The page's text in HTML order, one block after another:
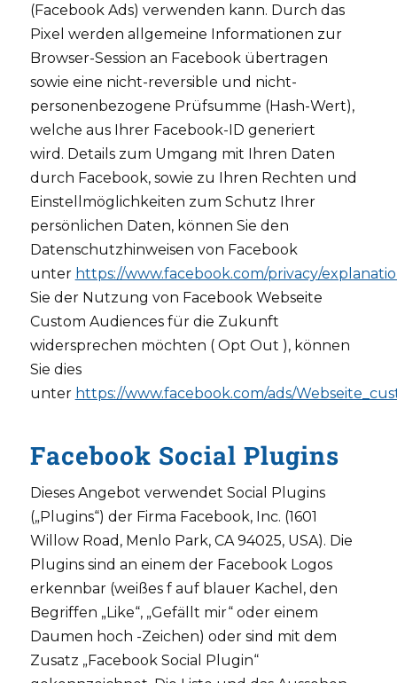
(Facebook Ads) verwenden kann. Durch das
Pixel werden allgemeine Informationen zur
Browser-Session an Facebook übertragen
sowie eine nicht-reversible und nicht-
personenbezogene Prüfsumme (Hash-Wert),
welche aus Ihrer Facebook-ID generiert
wird. Details zum Umgang mit Ihren Daten
durch Facebook, sowie zu Ihren Rechten und
Einstellmöglichkeiten zum Schutz Ihrer
persönlichen Daten, können Sie den
Datenschutzhinweisen von Facebook
unter https://www.facebook.com/privacy/
Sie der Nutzung von Facebook Webseite
Custom Audiences für die Zukunft
widersprechen möchten ( Opt Out ), können
Sie dies
unter https://www.facebook.com/ads/
Facebook Social Plugins
Dieses Angebot verwendet Social Plugins
(„Plugins“) der Firma Facebook, Inc. (1601
Willow Road, Menlo Park, CA 94025, USA). Die
Plugins sind an einem der Facebook Logos
erkennbar (weißes f auf blauer Kachel, den
Begriffen „Like“, „Gefällt mir“ oder einem
Daumen hoch -Zeichen) oder sind mit dem
Zusatz „Facebook Social Plugin“